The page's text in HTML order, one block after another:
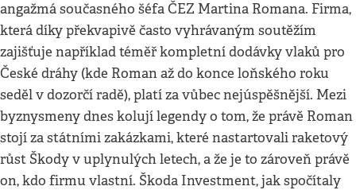
angažmá současného šéfa ČEZ Martina Romana. Firma,
která díky překvapivě často vyhrávaným soutěžím
zajišťuje například téměř kompletní dodávky vlaků pro
České dráhy (kde Roman až do konce loňského roku
seděl v dozorčí radě), platí za vůbec nejúspěšnější. Mezi
byznysmeny dnes kolují legendy o tom, že právě Roman
stojí za státními zakázkami, které nastartovali raketový
růst Škody v uplynulých letech, a že je to zároveň právě
on, kdo firmu vlastní. Škoda Investment, jak spočítaly